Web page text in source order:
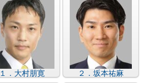
１．大村朋寛 ２．坂本祐麻